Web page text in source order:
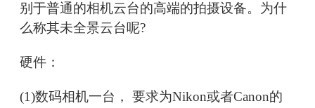
别于普通的相机云台的高端的拍摄设备。为什
么称其未全景云台呢?
硬件：
(1)数码相机一台， 要求为Nikon或者Canon的